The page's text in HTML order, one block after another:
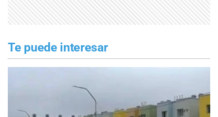
Te puede interesar